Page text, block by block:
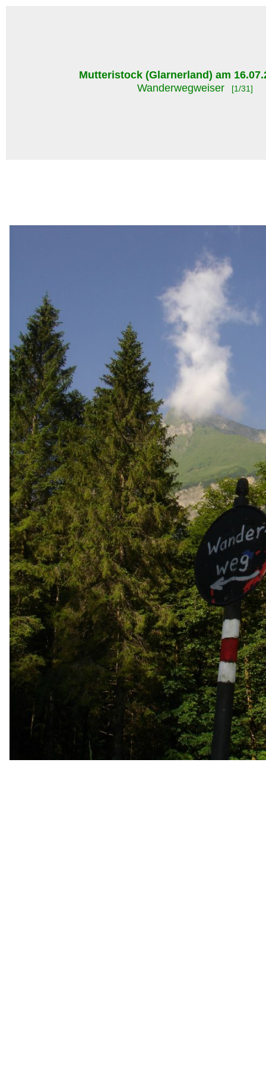
Mutteristock (Glarnerland) am
Wanderwegweiser
[1/31]